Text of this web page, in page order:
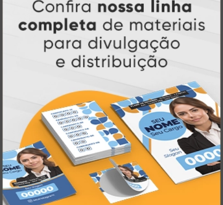
Atual Card: A Gráfica Pioneira em
Personalização Online
Atual Card é referência em impressão
gráfica online no Brasil
, oferecendo uma
ampla variedade de produtos e soluções para
quase três
décadas de experiência , somos pioneiros no
segmento deimpressão sob demanda,
investindo continuamente emtecnologia,
inovação e personalização
para entregar
qualidade, agilidade e a melhor
experiênciaaos nossos clientes.
Pioneirismo e Inovação em
Impressão personalizada
Muito antes de termos comográfica online,
impressão sob demanda e web to print